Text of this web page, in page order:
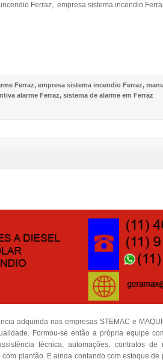
Ferraz, empresa sistema incendio
Ferraz, empresa sistema incendio Ferraz,
alarme Ferraz, sistema de alarme em Ferraz
adquirida nas empresas STEMAC e
Formou-se então a própria equipe
técnica, automações, contratos de
plantão. E ainda contando com estoque de